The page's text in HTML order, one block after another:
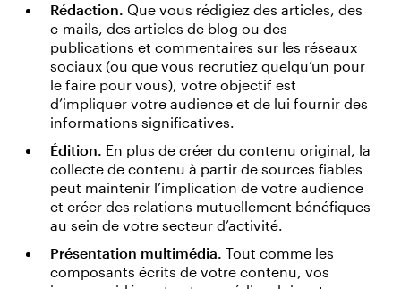
Rédaction. Que vous rédigiez des articles, des
e-mails, des articles de blog ou des
publications et commentaires sur les réseaux
sociaux (ou que vous recrutiez quelqu’un pour
le faire pour vous), votre objectif est
d’impliquer votre audience et de lui fournir des
informations significatives.
Édition. En plus de créer du contenu original, la
collecte de contenu à partir de sources fiables
peut maintenir l’implication de votre audience
et créer des relations mutuellement bénéfiques
au sein de votre secteur d’activité.
Présentation multimédia. Tout comme les
composants écrits de votre contenu, vos